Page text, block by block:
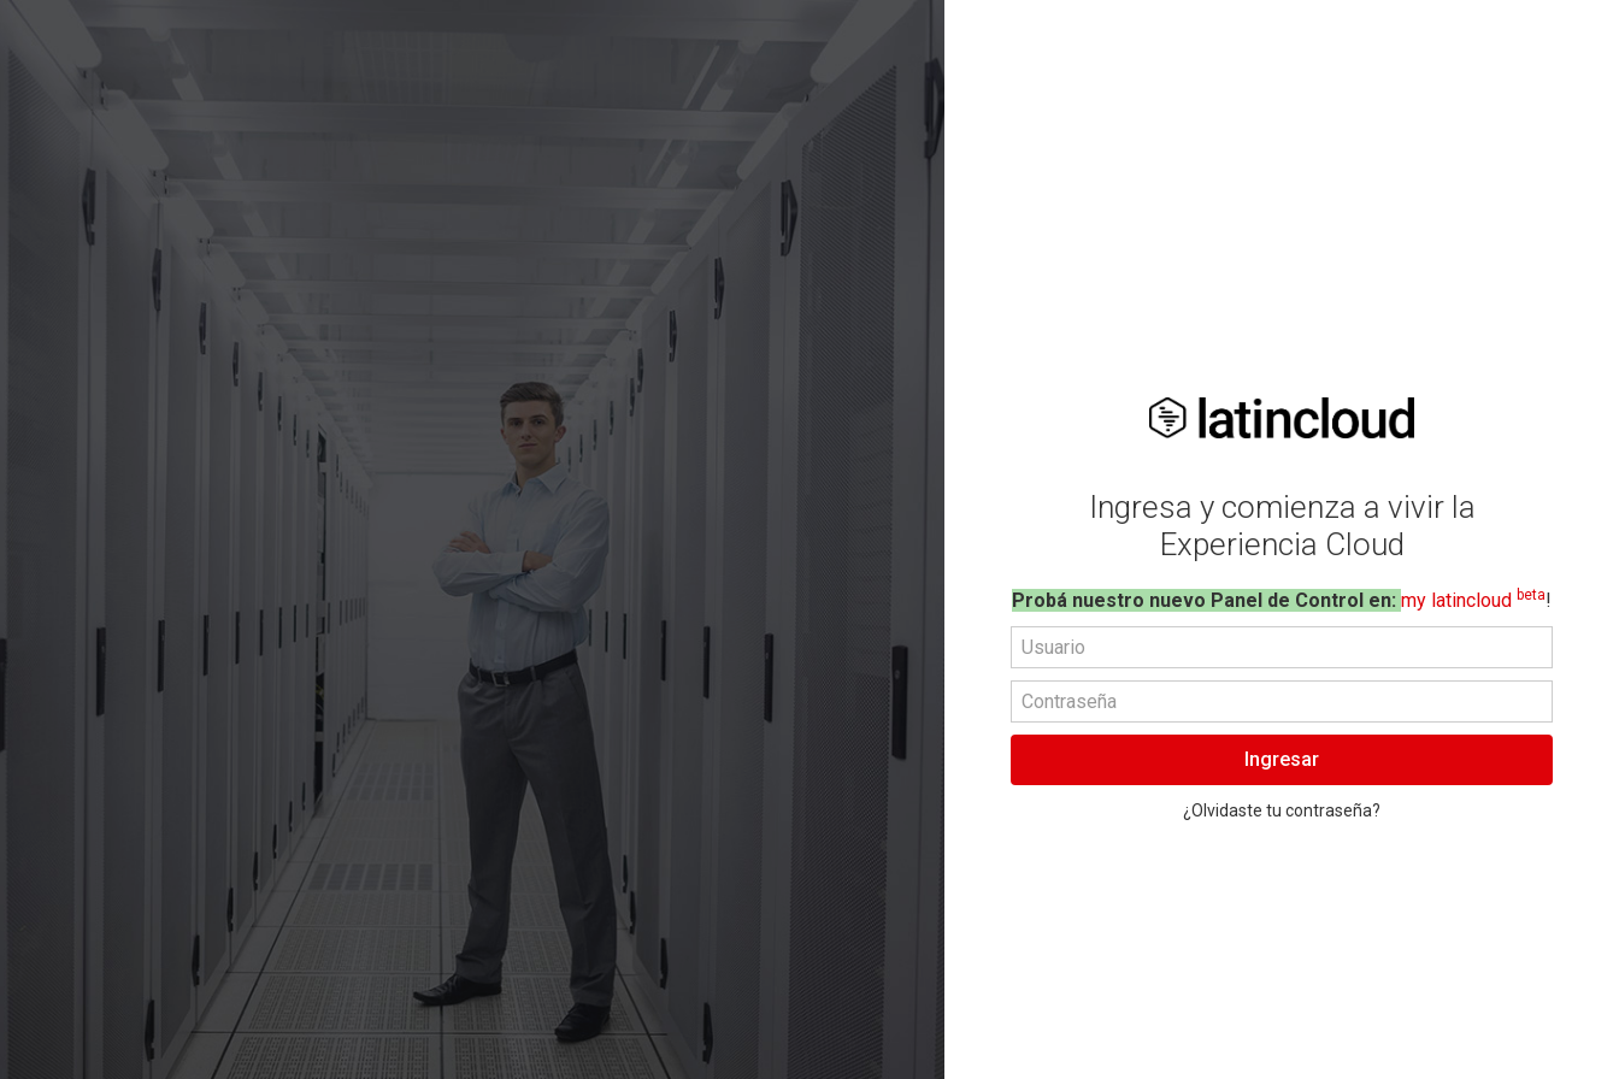
Ingresa y comienza a vivir la
Experiencia Cloud
Probá nuestro nuevo Panel de Control en: my latincloud beta!
Ingresar
¿Olvidaste tu contraseña?